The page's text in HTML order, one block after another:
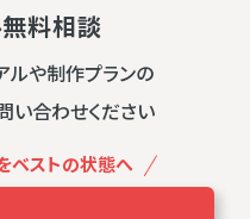
料相談
ルや制作プランの
い合わせください
ベストの状態へ